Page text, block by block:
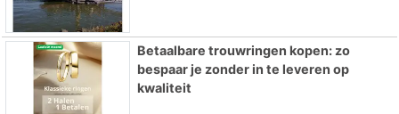
Betaalbare trouwringen kopen: zo
bespaar je zonder in te leveren op
kwaliteit